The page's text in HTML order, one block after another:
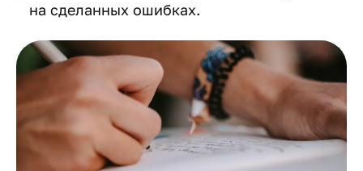
на сделанных ошибках.